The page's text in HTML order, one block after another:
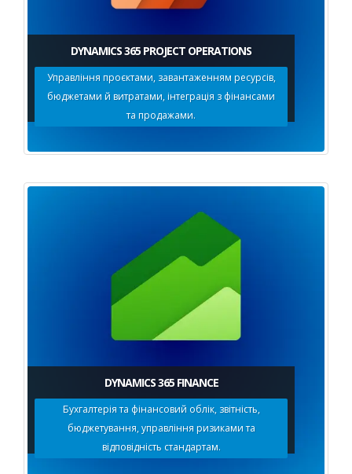
DYNAMICS 365 PROJECT OPERATIONS
Управління проєктами, завантаженням ресурсів,
бюджетами й витратами, інтеграція з фінансами
та продажами.
DYNAMICS 365 FINANCE
Бухгалтерія та фінансовий облік, звітність,
бюджетування, управління ризиками та
відповідність стандартам.